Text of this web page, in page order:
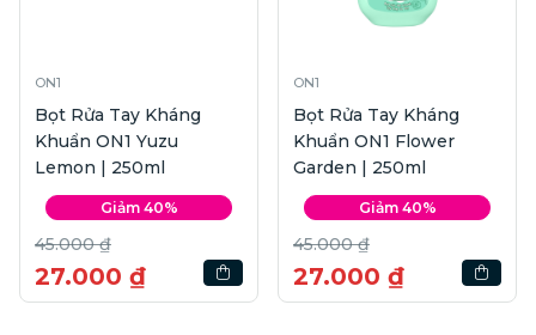
ON1
Bọt Rửa Tay Kháng
Khuẩn ON1 Yuzu
Lemon | 250ml
Giảm 40%
45.000 ₫
27.000 ₫
ON1
Bọt Rửa Tay Kháng
Khuẩn ON1 Flower
Garden | 250ml
Giảm 40%
45.000 ₫
27.000 ₫